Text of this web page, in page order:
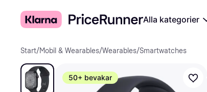
Alla kategorier
Start/Mobil & Wearables/Wearables/Smartwatches
50+ bevakar